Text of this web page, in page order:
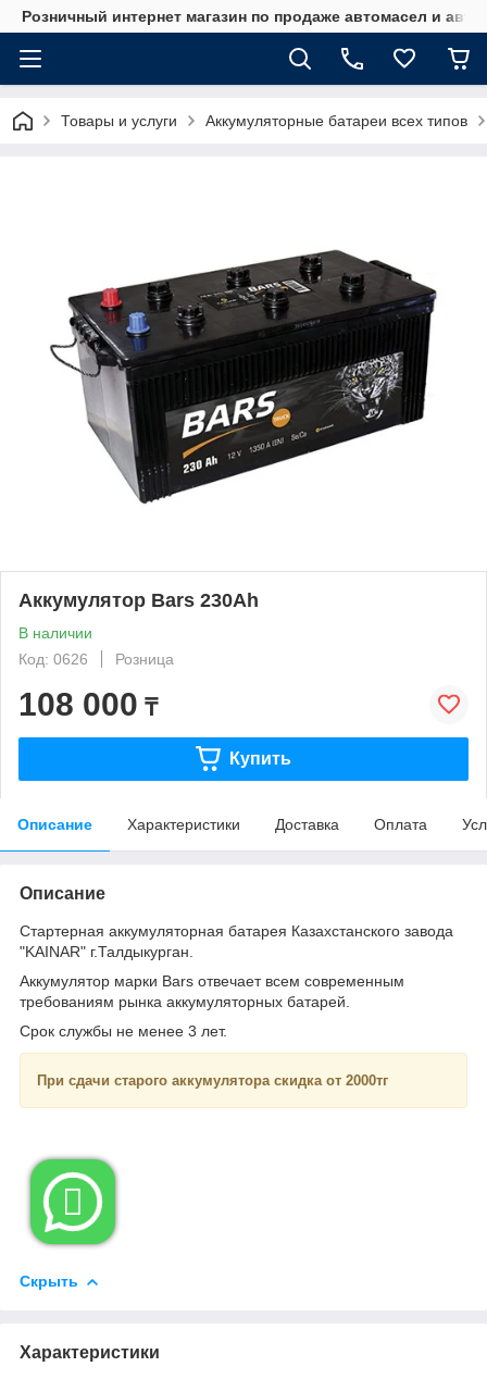
Розничный интернет магазин по продаже автомасел и
Товары и услуги Аккумуляторные батареи всех типов
Аккумулятор Bars 230Ah
В наличии
Код: 0626
Розница
108 000 ₸
Купить
Описание Характеристики Доставка Оплата
Описание
Стартерная аккумуляторная батарея Казахстанского завода
"KAINAR" г.Талдыкурган.
Аккумулятор марки Bars отвечает всем современным
требованиям рынка аккумуляторных батарей.
Срок службы не менее 3 лет.
При сдачи старого аккумулятора скидка от 2000тг

Скрыть
Характеристики